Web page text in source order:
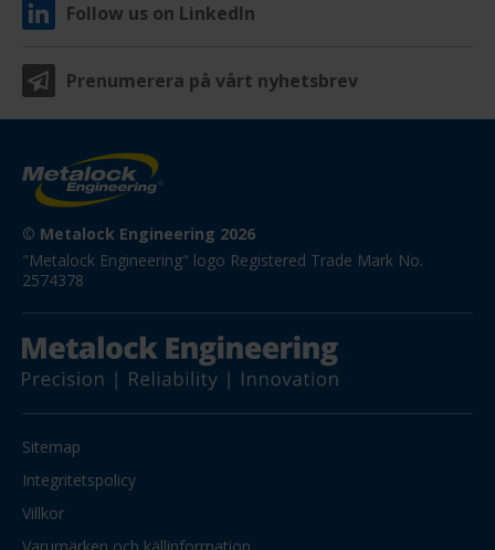
Follow us on LinkedIn
Prenumerera på vårt nyhetsbrev
© Metalock Engineering 2026
"Metalock Engineering" logo Registered Trade Mark No.
2574378
Sitemap
Integritetspolicy
Villkor